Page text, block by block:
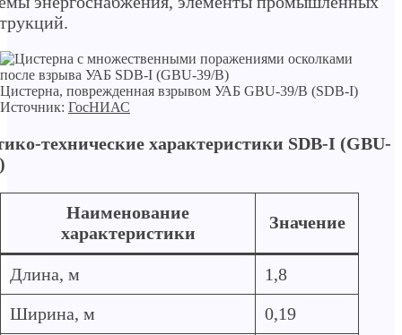
Цистерна, поврежденная взрывом УАБ GBU-39/B (SDB-I)
Источник: ГосНИАС
технические характеристики SDB-I (GBU-
Наименование
характеристики
Значение
Длина, м
1,8
Ширина, м
0,19